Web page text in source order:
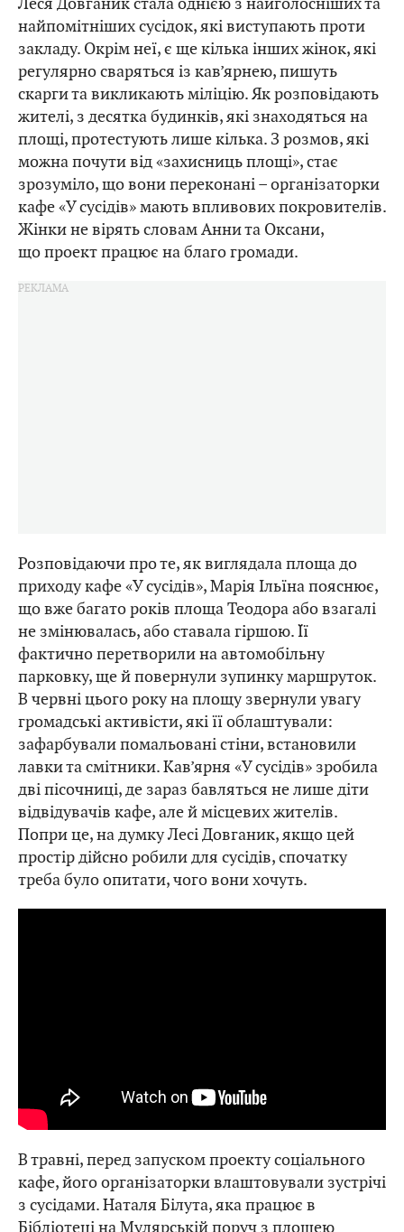
найпомітніших сусідок, які виступають проти
закладу. Окрім неї, є ще кілька інших жінок, які
регулярно сваряться із кав’ярнею, пишуть
скарги та викликають міліцію. Як розповідають
жителі, з десятка будинків, які знаходяться на
площі, протестують лише кілька. З розмов, які
можна почути від «захисниць площі», стає
зрозуміло, що вони переконані – організаторки
кафе «У сусідів» мають впливових покровителів.
Жінки не вірять словам Анни та Оксани,
що проект працює на благо громади.
Розповідаючи про те, як виглядала площа до
приходу кафе «У сусідів», Марія Ільїна пояснює,
що вже багато років площа Теодора або взагалі
не змінювалась, або ставала гіршою. Її
фактично перетворили на автомобільну
парковку, ще й повернули зупинку маршруток.
В червні цього року на площу звернули увагу
громадські активісти, які її облаштували:
зафарбували помальовані стіни, встановили
лавки та смітники. Кав’ярня «У сусідів» зробила
дві пісочниці, де зараз бавляться не лише діти
відвідувачів кафе, але й місцевих жителів.
Попри це, на думку Лесі Довганик, якщо цей
простір дійсно робили для сусідів, спочатку
треба було опитати, чого вони хочуть.
В травні, перед запуском проекту соціального
кафе, його організаторки влаштовували зустрічі
з сусідами. Наталя Білута, яка працює в
Бібліотеці на Мулярській поруч з площею